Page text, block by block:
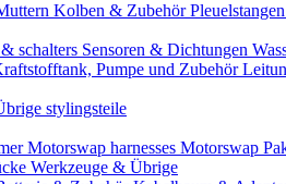
Kolben & Zubehör
schalters Sensoren & Dichtungen
Pumpe und Zubehör
stylingsteile
Motorswap harnesses Motorswap
Werkzeuge & Übrige